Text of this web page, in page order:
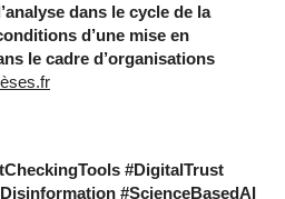
dans le cycle de la
d’une mise en
le cadre d’organisations
#DigitalTrust
#ScienceBasedAI